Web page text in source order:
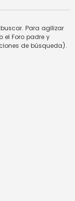
Para agilizar
el Foro padre y
de búsqueda).